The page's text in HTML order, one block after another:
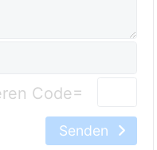
=
Senden